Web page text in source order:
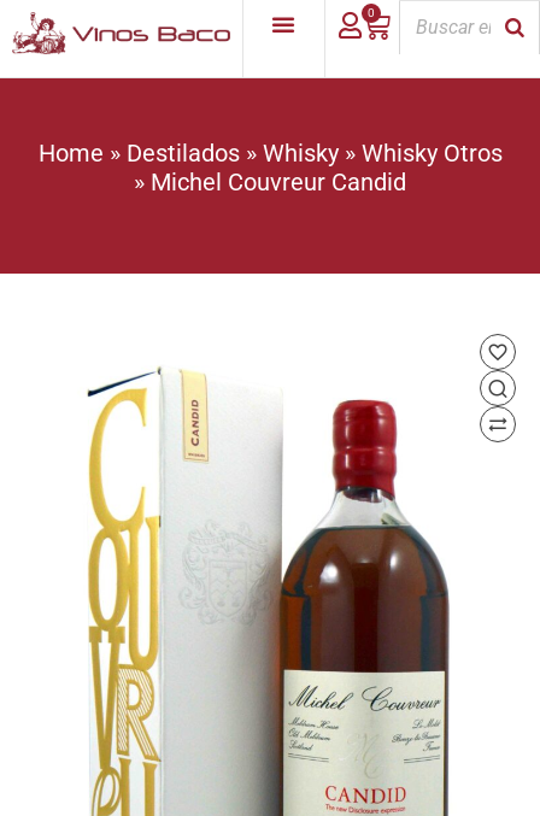
0
Home » Destilados» Whisky» Whisky Otros
» Michel Couvreur Candid